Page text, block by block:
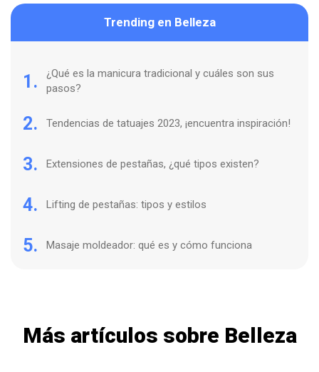
Trending en Belleza
1.
¿Qué es la manicura tradicional y cuáles son sus
pasos?
2. Tendencias de tatuajes 2023, ¡encuentra inspiración!
3. Extensiones de pestañas, ¿qué tipos existen?
4. Lifting de pestañas: tipos y estilos
5. Masaje moldeador: qué es y cómo funciona
Más artículos sobre Belleza